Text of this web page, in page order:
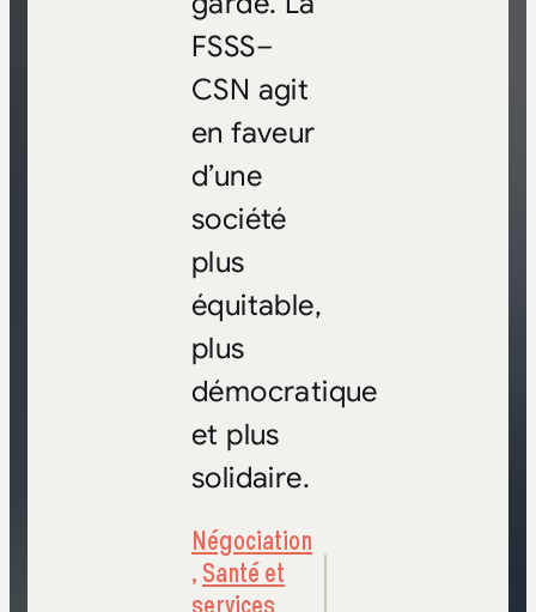
FSSS–
CSN agit
en faveur
d’une
société
plus
équitable,
plus
démocratique
et plus
solidaire.
Négociation
,Santé et